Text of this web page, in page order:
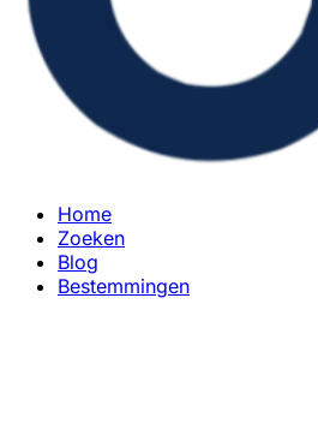
Home
Zoeken
Blog
Bestemmingen